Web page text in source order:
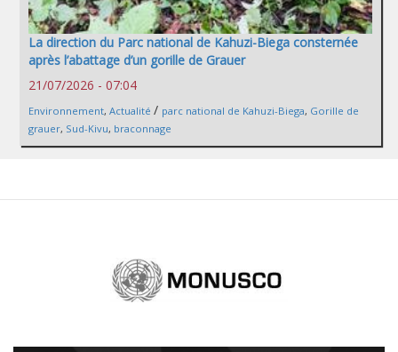
La direction du Parc national de Kahuzi-Biega consternée
après l’abattage d’un gorille de Grauer
21/07/2026 - 07:04
Environnement, Actualité / parc national de Kahuzi-Biega, Gorille de
grauer, Sud-Kivu, braconnage